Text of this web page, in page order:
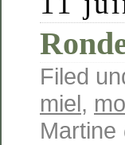
Filed
miel,
Martine